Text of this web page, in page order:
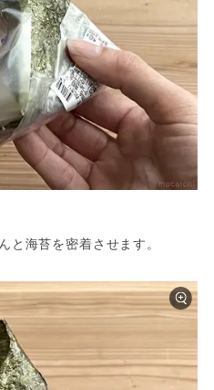
と海苔を密着させます。